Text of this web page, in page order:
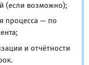
(если возможно);
процесса — по
и отчётности